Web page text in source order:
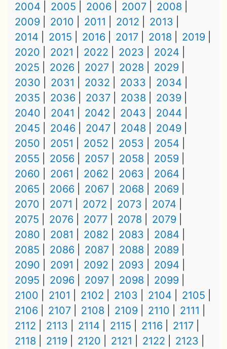
2004
2005 2006 2007
2008
2009
2010 2011 2012
2013
2014
2015 2016 2017 2018
2019
2020
2021 2022 2023
2024
2025
2026 2027 2028
2029
2030
2031 2032 2033
2034
2035
2036 2037 2038
2039
2040
2041 2042 2043
2044
2045
2046 2047 2048
2049
2050
2051 2052 2053
2054
2055
2056 2057 2058
2059
2060
2061 2062 2063
2064
2065
2066 2067 2068
2069
2070
2071 2072 2073
2074
2075
2076 2077 2078
2079
2080
2081 2082 2083
2084
2085
2086 2087 2088
2089
2090
2091 2092 2093
2094
2095
2096 2097 2098
2099
2100
2101 2102 2103 2104
2105
2106
2107 2108 2109 2110
2111
2112
2113 2114 2115 2116
2117
2118
2119 2120 2121 2122 2123